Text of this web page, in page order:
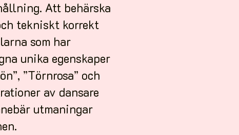
Att behärska
tekniskt korrekt
som har
unika egenskaper
”Törnrosa” och
av dansare
utmaningar